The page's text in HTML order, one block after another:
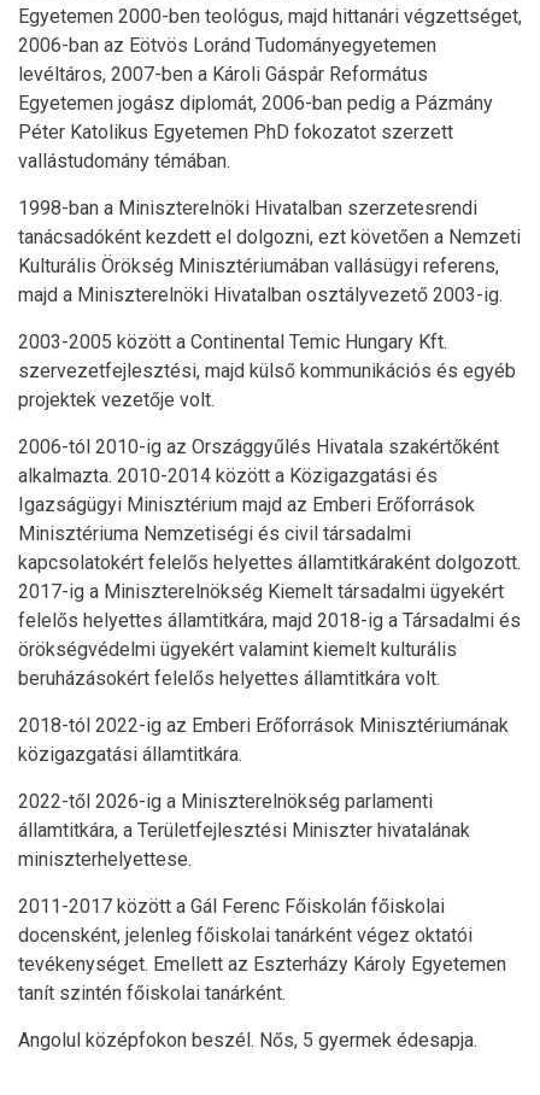
Egyetemen 2000-ben teológus, majd hittanári végzettséget,
2006-ban az Eötvös Loránd Tudományegyetemen
levéltáros, 2007-ben a Károli Gáspár Református
Egyetemen jogász diplomát, 2006-ban pedig a Pázmány
Péter Katolikus Egyetemen PhD fokozatot szerzett
vallástudomány témában.
1998-ban a Miniszterelnöki Hivatalban szerzetesrendi
tanácsadóként kezdett el dolgozni, ezt követően a Nemzeti
Kulturális Örökség Minisztériumában vallásügyi referens,
majd a Miniszterelnöki Hivatalban osztályvezető 2003-ig.
2003-2005 között a Continental Temic Hungary Kft.
szervezetfejlesztési, majd külső kommunikációs és egyéb
projektek vezetője volt.
2006-tól 2010-ig az Országgyűlés Hivatala szakértőként
alkalmazta. 2010-2014 között a Közigazgatási és
Igazságügyi Minisztérium majd az Emberi Erőforrások
Minisztériuma Nemzetiségi és civil társadalmi
kapcsolatokért felelős helyettes államtitkáraként dolgozott.
2017-ig a Miniszterelnökség Kiemelt társadalmi ügyekért
felelős helyettes államtitkára, majd 2018-ig a Társadalmi és
örökségvédelmi ügyekért valamint kiemelt kulturális
beruházásokért felelős helyettes államtitkára volt.
2018-tól 2022-ig az Emberi Erőforrások Minisztériumának
közigazgatási államtitkára.
2022-től 2026-ig a Miniszterelnökség parlamenti
államtitkára, a Területfejlesztési Miniszter hivatalának
miniszterhelyettese.
2011-2017 között a Gál Ferenc Főiskolán főiskolai
docensként, jelenleg főiskolai tanárként végez oktatói
tevékenységet. Emellett az Eszterházy Károly Egyetemen
tanít szintén főiskolai tanárként.
Angolul középfokon beszél. Nős, 5 gyermek édesapja.